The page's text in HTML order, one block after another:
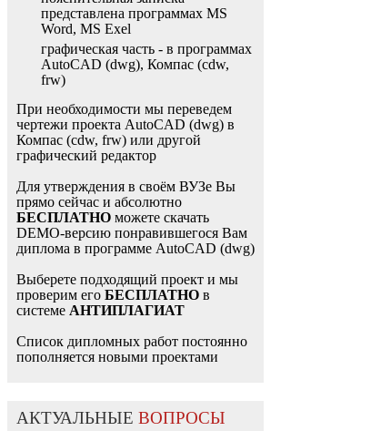
представлена программах MS
Word, MS Exel
графическая часть - в программах
AutoCAD (dwg), Компас (cdw,
frw)
При необходимости мы переведем
чертежи проекта AutoCAD (dwg) в
Компас (cdw, frw) или другой
графический редактор
Для утверждения в своём ВУЗе Вы
прямо сейчас и абсолютно
БЕСПЛАТНО можете скачать
DEMO-версию понравившегося Вам
диплома в программе AutoCAD (dwg)
Выберете подходящий проект и мы
проверим его БЕСПЛАТНО в
системе АНТИПЛАГИАТ
Список дипломных работ постоянно
пополняется новыми проектами
АКТУАЛЬНЫЕ ВОПРОСЫ